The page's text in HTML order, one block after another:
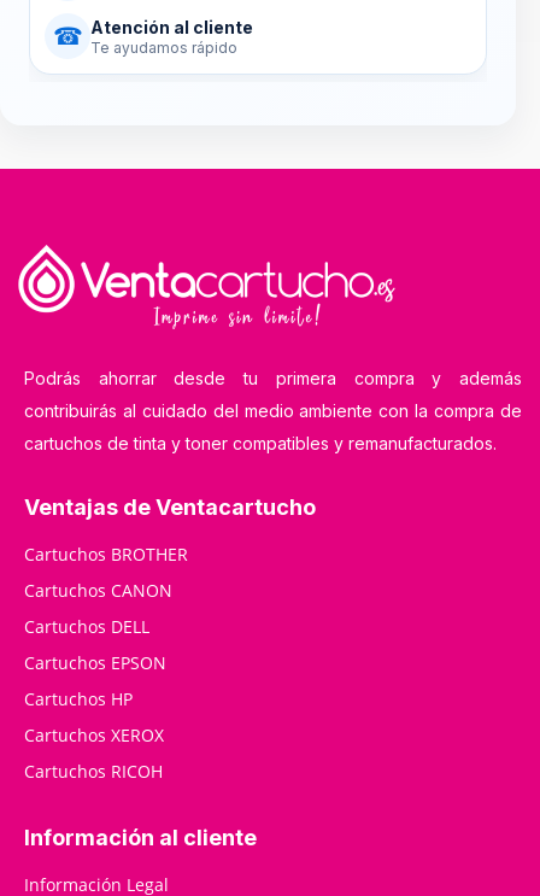
☎ Atención al cliente
Te ayudamos rápido
Podrás ahorrar desde tu primera compra y además
contribuirás al cuidado del medio ambiente con la compra de
cartuchos de tinta y toner compatibles y remanufacturados.
Ventajas de Ventacartucho
Cartuchos BROTHER
Cartuchos CANON
Cartuchos DELL
Cartuchos EPSON
Cartuchos HP
Cartuchos XEROX
Cartuchos RICOH
Información al cliente
Información Legal